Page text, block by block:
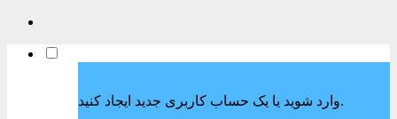
وارد شوید یا یک حساب کاربری جدید ایجاد کنید.